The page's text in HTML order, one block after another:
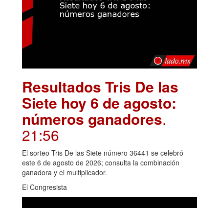
Resultados Tris De las
Siete hoy 6 de agosto:
números ganadores.
21:56
El sorteo Tris De las Siete número 36441 se celebró
este 6 de agosto de 2026; consulta la combinación
ganadora y el multiplicador.
El Congresista